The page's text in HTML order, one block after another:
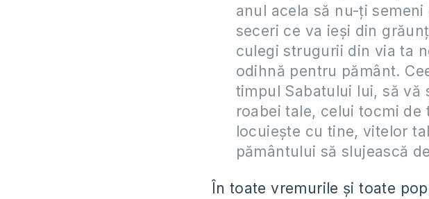
anul acela să nu-ţi
seceri ce va ieşi din
culegi strugurii din via ta
odihnă pentru pământ.
timpul Sabatului lui, să vă
roabei tale, celui tocmi
locuieşte cu tine, vitelor
pământului să slujească
În toate vremurile şi toate